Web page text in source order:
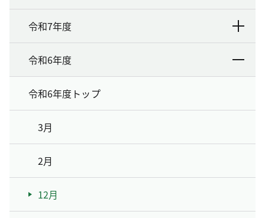
令和7年度
令和6年度
令和6年度トップ
3月
2月
12月